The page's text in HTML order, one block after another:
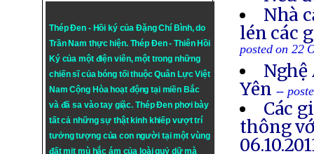
Thép Đen - Hồi ký của Đặng Chí Bình, do
Trần Nam thực hiện. Thép Đen- Thiên Hồi
Ký của một điện viên, một trong những
chiến sĩ của bóng tối thuộc Quân Lực Việt
Nam Cộng Hòa hoạt động tại miền Bắc
và đã sa vào tay giặc. Thép Đen phơi bày
tất cả những sự thật kinh khiếp vượt trí
tưởng tượng của con người tại một vùng
đất mịt mù hắc ám của loài quỷ dữ mà
Nhà
lén các
posted on 22
Nghệ
Yên --
Các
thông